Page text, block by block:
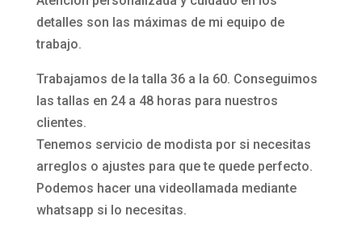
detalles son las máximas de mi equipo de
trabajo.
Trabajamos de la talla 36 a la 60. Conseguimos
las tallas en 24 a 48 horas para nuestros
clientes.
Tenemos servicio de modista por si necesitas
arreglos o ajustes para que te quede perfecto.
Podemos hacer una videollamada mediante
whatsapp si lo necesitas.